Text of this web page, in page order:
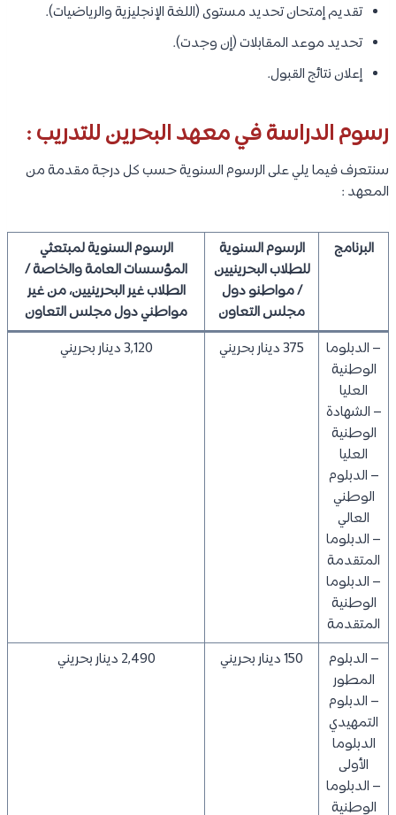
تقديم إمتحان تحديد مستوى (اللغة الإنجليزية والرياضيات).
تحديد موعد المقابلات (إن وجدت).
إعلان نتائج القبول.
رسوم الدراسة في معهد البحرين للتدريب :
سنتعرف فيما يلي على الرسوم السنوية حسب كل درجة مقدمة من
المعهد :
البرنامج
الرسوم السنوية
للطلاب البحرينيين
/ مواطنو دول
مجلس التعاون
الرسوم السنوية لمبتعثي
المؤسسات العامة والخاصة /
الطلاب غير البحرينيين، من غير
مواطني دول مجلس التعاون
– الدبلوما
الوطنية
العليا
– الشهادة
الوطنية
العليا
– الدبلوم
الوطني
العالي
– الدبلوما
المتقدمة
– الدبلوما
الوطنية
المتقدمة
375 دينار بحريني 3,120 دينار بحريني
– الدبلوم
المطور
– الدبلوم
التمهيدي
الدبلوما
الأولى
– الدبلوما
الوطنية
150 دينار بحريني 2,490 دينار بحريني